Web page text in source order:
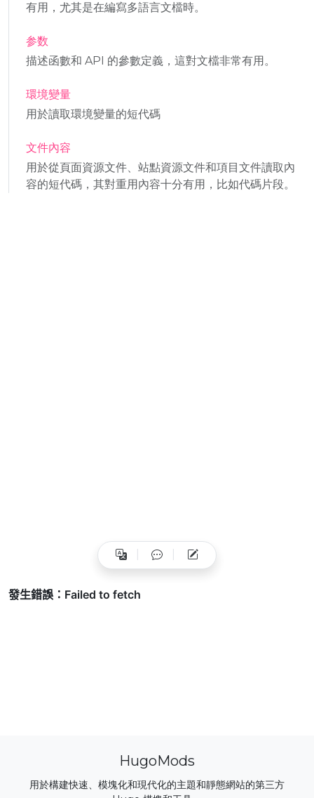
有用，尤其是在編寫多語言文檔時。
参数
描述函數和 API 的參數定義，這對文檔非常有用。
環境變量
用於讀取環境變量的短代碼
文件內容
用於從頁面資源文件、站點資源文件和項目文件讀取內
容的短代碼，其對重用內容十分有用，比如代碼片段。
HugoMods
用於構建快速、模塊化和現代化的主題和靜態網站的第三方